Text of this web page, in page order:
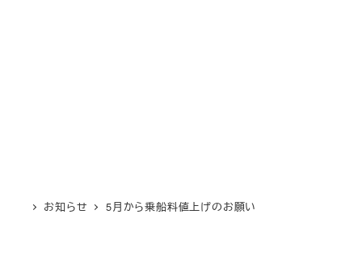
お知らせ 5月から乗船料値上げのお願い